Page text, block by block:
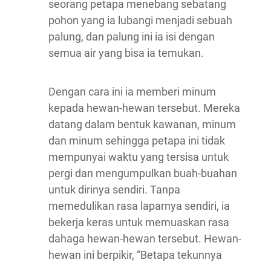
seorang petapa menebang sebatang
pohon yang ia lubangi menjadi sebuah
palung, dan palung ini ia isi dengan
semua air yang bisa ia temukan.
Dengan cara ini ia memberi minum
kepada hewan-hewan tersebut. Mereka
datang dalam bentuk kawanan, minum
dan minum sehingga petapa ini tidak
mempunyai waktu yang tersisa untuk
pergi dan mengumpulkan buah-buahan
untuk dirinya sendiri. Tanpa
memedulikan rasa laparnya sendiri, ia
bekerja keras untuk memuaskan rasa
dahaga hewan-hewan tersebut. Hewan-
hewan ini berpikir, “Betapa tekunnya